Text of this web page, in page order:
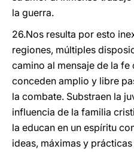
la guerra.
26.Nos resulta por esto
regiones, múltiples
camino al mensaje de la fe
conceden amplio y libre
la combate. Substraen la
influencia de la familia
la educan en un espíritu
ideas, máximas y